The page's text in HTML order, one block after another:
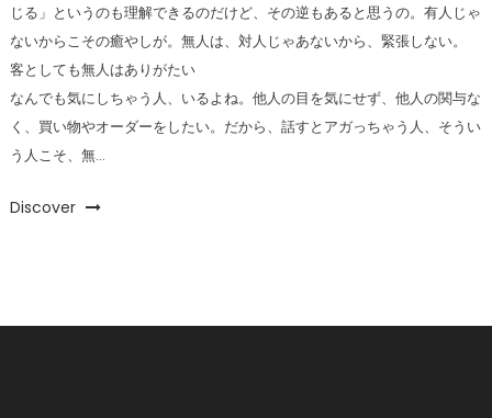
じる」というのも理解できるのだけど、その逆もあると思うの。有人じゃ
ないからこその癒やしが。無人は、対人じゃあないから、緊張しない。
客としても無人はありがたい
なんでも気にしちゃう人、いるよね。他人の目を気にせず、他人の関与な
く、買い物やオーダーをしたい。だから、話すとアガっちゃう人、そうい
う人こそ、無…
Discover